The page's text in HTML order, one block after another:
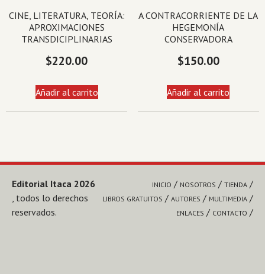
CINE, LITERATURA, TEORÍA:
APROXIMACIONES
TRANSDICIPLINARIAS
$220.00
Añadir al carrito
A CONTRACORRIENTE DE LA
HEGEMONÍA
CONSERVADORA
$150.00
Añadir al carrito
Editorial Itaca 2026
, todos lo derechos
reservados.
INICIO NOSOTROS
TIENDA
LIBROS GRATUITOS
AUTORES
MULTIMEDIA
ENLACES
CONTACTO